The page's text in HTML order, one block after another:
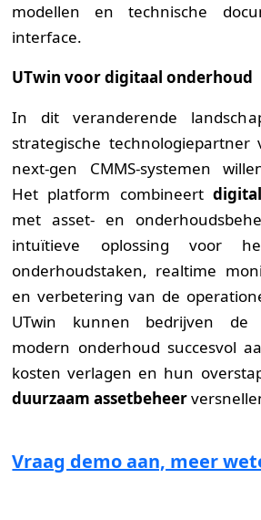
modellen en technische
interface.
UTwin voor digitaal onderhoud
In dit veranderende
strategische technologiepartner
next-gen CMMS-systemen
Het platform combineert
met asset- en
intuïtieve oplossing voor
onderhoudstaken, realtime
en verbetering van de
UTwin kunnen bedrijven de
modern onderhoud succesvol
kosten verlagen en hun
duurzaam assetbeheer
Vraag demo aan, meer